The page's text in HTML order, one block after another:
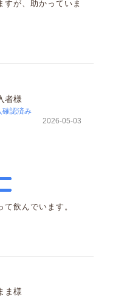
すが、助かっていま
者様
確認済み
2026-05-03
飲んでいます。
ま様